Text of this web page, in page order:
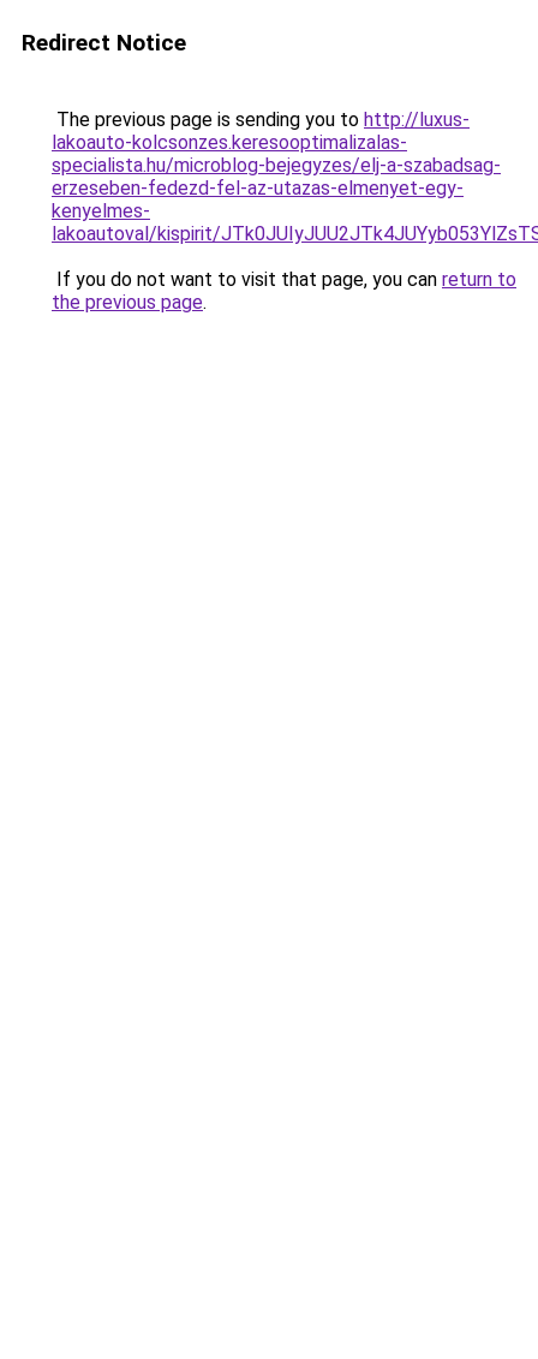
Redirect Notice
The previous page is sending you to http://luxus-
lakoauto-kolcsonzes.keresooptimalizalas-
specialista.hu/microblog-bejegyzes/elj-a-szabadsag-
erzeseben-fedezd-fel-az-utazas-elmenyet-egy-
kenyelmes-
lakoautoval/kispirit/
If you do not want to visit that page, you can return to
the previous page.